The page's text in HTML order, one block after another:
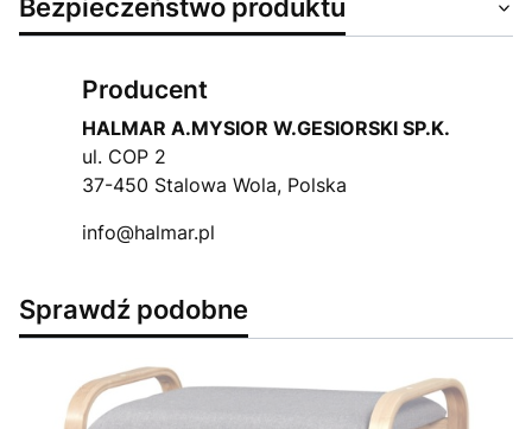
Producent
HALMAR A.MYSIOR W.GESIORSKI SP.K.
ul. COP 2
37-450 Stalowa Wola, Polska
info@halmar.pl
Sprawdź podobne